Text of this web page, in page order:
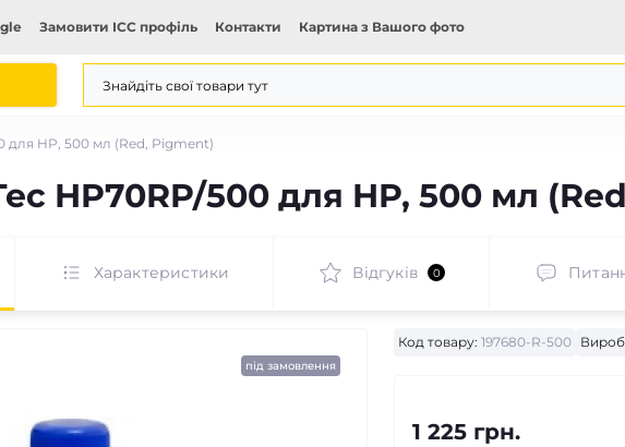
Замовити ICC профіль Контакти Картина з Вашого фото
для HP, 500 мл (Red, Pigment)
HP70RP/500 для HP, 500 мл
Характеристики Відгуків 0
під замовлення
Код товару: 197680-R-500
1 225 грн.